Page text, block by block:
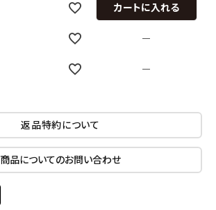
カートに入れる
—
—
返品特約について
商品についてのお問い合わせ